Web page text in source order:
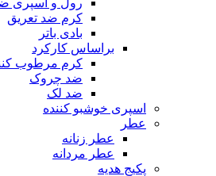
رول و اسپری
کرم ضد تعریق
بادی باتر
براساس کارکرد
کرم مرطوب
ضد چروک
ضد لک
اسپری خوشبو کننده
عطر
عطر زنانه
عطر مردانه
پکیج هدیه